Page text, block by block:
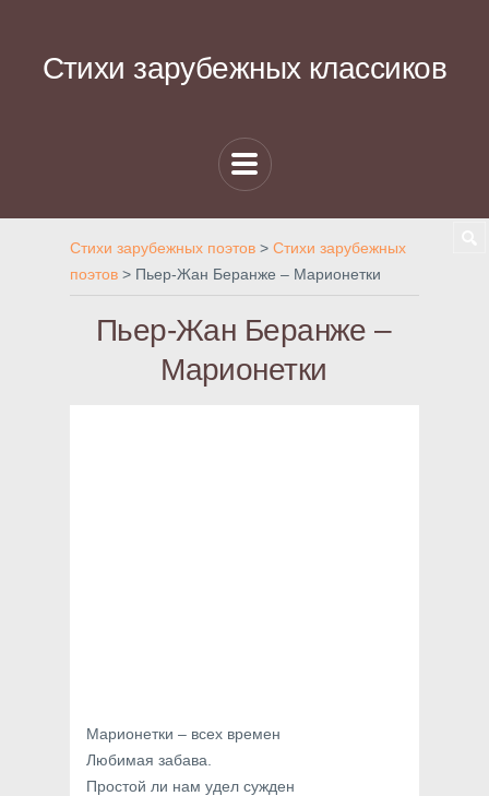
Стихи зарубежных классиков
Стихи зарубежных поэтов > Стихи зарубежных
поэтов > Пьер-Жан Беранже – Марионетки
Пьер-Жан Беранже –
Марионетки
Марионетки – всех времен
Любимая забава.
Простой ли нам удел сужден